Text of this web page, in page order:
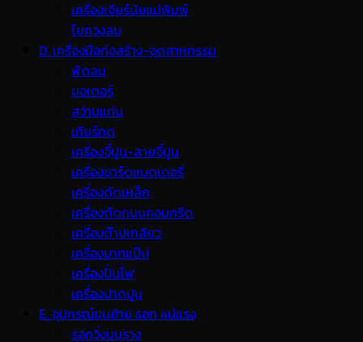
เครื่องเจียร์นัยแม่พิมพ์
ไขควงลม
D. เครื่องมือก่อสร้าง-อุตสาหกรรม
พ้ดลม
มอเตอร์
สว่านแท่น
เกียร์ทด
เครื่องจี้ปูน-สายจี้ปูน
เครื่องชาร์ตแบตเตอรี่
เครื่องดัดเหล็ก
เครื่องตัดถนนคอนกรีต
เครื่องต๊าปเกลียว
เครื่องบากแป๊ป
เครื่องปั่นไฟ
เครื่องปาดปูน
E. อุปกรณ์ขนย้าย รอก แม่แรง
รอกวิ่งบนราง